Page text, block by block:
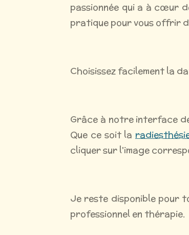
passionnée qui a à cœur
pratique pour vous offrir
Choisissez facilement la
Grâce à notre interface
Que ce soit la
cliquer sur l'image
Je reste disponible pour
professionnel en thérapie.